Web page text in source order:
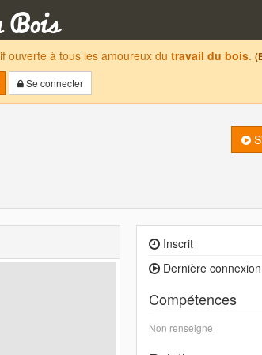
ouverte à tous les amoureux du travail du bois.
Se connecter
Inscrit
Dernière connexion
Compétences
Non renseigné